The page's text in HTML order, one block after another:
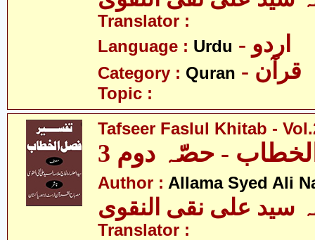
Translator :
Language : Urdu - اردو
Category : Quran - قرآن
Topic :
Tafseer Faslul Khitab -
- حصّہ دوم 3
Author : Allama Syed Ali
سید علی نقی النقوی
Translator :